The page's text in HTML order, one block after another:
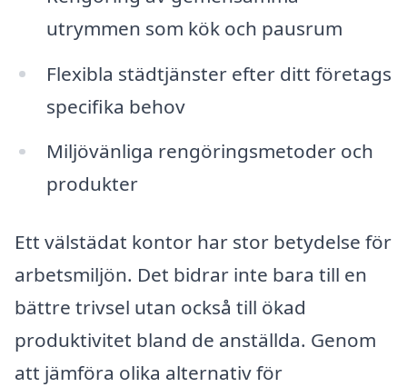
utrymmen som kök och pausrum
Flexibla städtjänster efter ditt företags
specifika behov
Miljövänliga rengöringsmetoder och
produkter
Ett välstädat kontor har stor betydelse för
arbetsmiljön. Det bidrar inte bara till en
bättre trivsel utan också till ökad
produktivitet bland de anställda. Genom
att jämföra olika alternativ för